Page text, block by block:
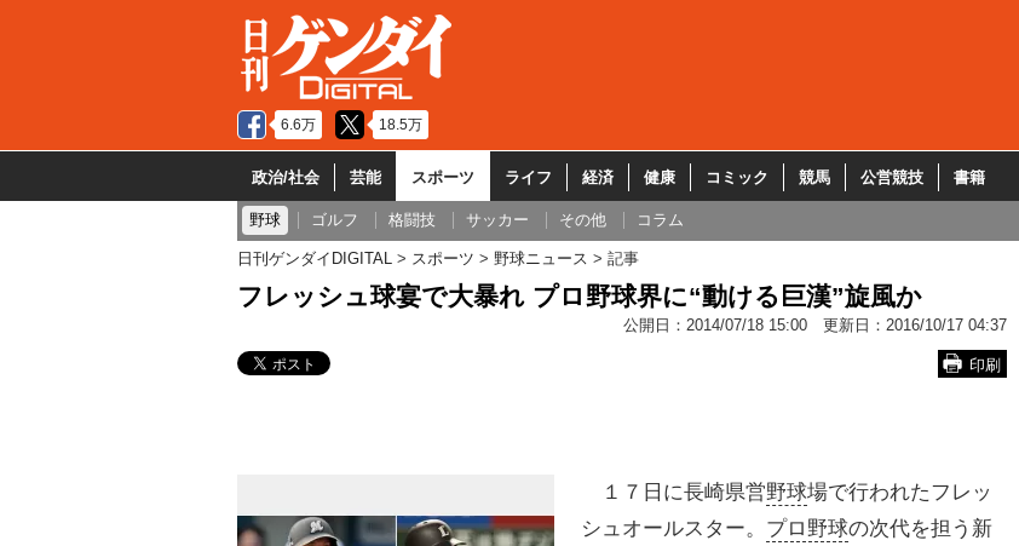
6.6万 18.5万
政治/社会 芸能 スポーツ ライフ 経済 健康 コミック 競馬 公営競技 書籍
野球 ゴルフ 格闘技 サッカー その他 コラム
日刊ゲンダイDIGITAL スポーツ 野球ニュース 記事
フレッシュ球宴で大暴れ プロ野球界に“動ける巨漢”旋風か
公開日： 2014/07/18 15:00 更新日： 2016/10/17 04:37
印刷
１７日に長崎県営野球場で行われたフレッ
シュオールスター。 プロ野球の次代を担う新